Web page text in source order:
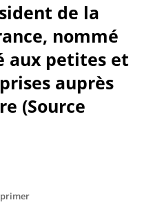
de la
nommé
aux petites et
auprès
(Source